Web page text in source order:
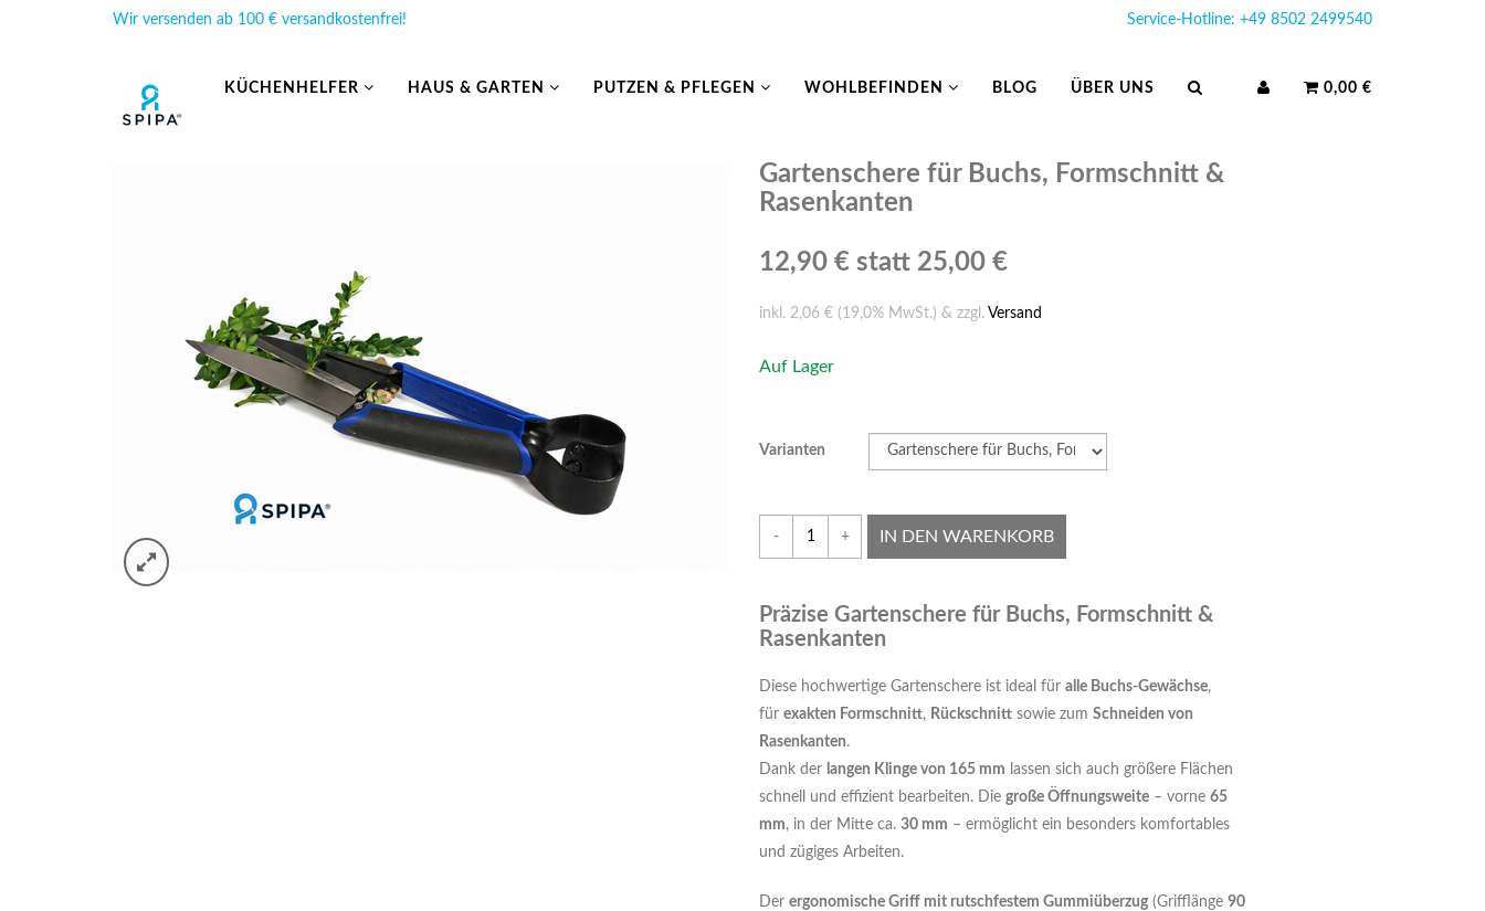
Wir versenden ab 100 € versandkostenfrei! Service-Hotline: +49 8502 2499540
KÜCHENHELFER HAUS & GARTEN PUTZEN & PFLEGEN WOHLBEFINDEN BLOG ÜBER UNS 0,00 €
Gartenschere für Buchs, Formschnitt &
Rasenkanten
12,90 € statt 25,00 €
inkl. 2,06 € (19,0% MwSt.) & zzgl. Versand
Auf Lager
Varianten
- + IN DEN WARENKORB
Präzise Gartenschere für Buchs, Formschnitt &
Rasenkanten
Diese hochwertige Gartenschere ist ideal für alle Buchs-Gewächse,
für exakten Formschnitt, Rückschnitt sowie zum Schneiden von
Rasenkanten.
Dank der langen Klinge von 165 mm lassen sich auch größere Flächen
schnell und effizient bearbeiten. Die große Öffnungsweite – vorne 65
mm, in der Mitte ca. 30 mm – ermöglicht ein besonders komfortables
und zügiges Arbeiten.
Der ergonomische Griff mit rutschfestem Gummiüberzug (Grifflänge 90